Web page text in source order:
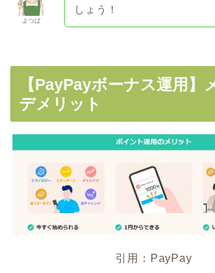
よつば
しょう！
【PayPayボーナス運用】
デメリット
引用：PayPay